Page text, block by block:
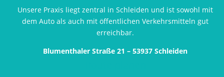
Unsere Praxis liegt zentral in Schleiden und ist sowohl mit
dem Auto als auch mit öffentlichen Verkehrsmitteln gut
erreichbar.
Blumenthaler Straße 21 – 53937 Schleiden